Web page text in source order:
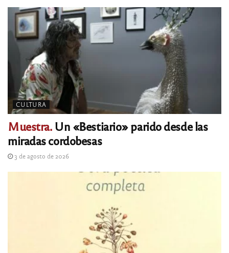
CULTURA
Muestra.Un «Bestiario» parido desde las
miradas cordobesas
3 de agosto de 2026